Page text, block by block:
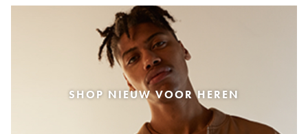
SHOP NIEUW VOOR HEREN